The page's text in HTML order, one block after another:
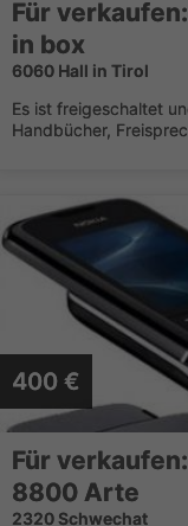
Für
in box
6060 Hall in Tirol
Es ist freigeschaltet
Handbücher,
400 €
Für
8800 Arte
2320 Schwechat